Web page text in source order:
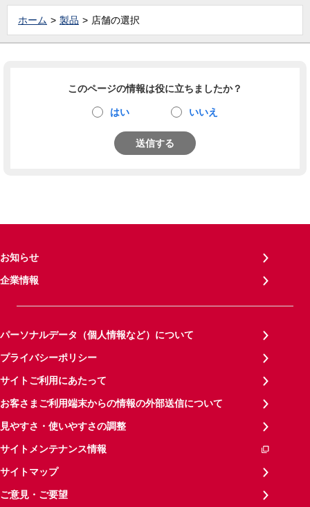
ホーム 製品 店舗の選択
このページの情報は役に立ちましたか？
はい いいえ
送信する
お知らせ
企業情報
パーソナルデータ（個人情報など）について
プライバシーポリシー
サイトご利用にあたって
お客さまご利用端末からの情報の外部送信について
見やすさ・使いやすさの調整
サイトメンテナンス情報
サイトマップ
ご意見・ご要望